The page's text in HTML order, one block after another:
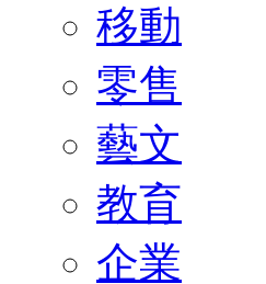
移動
零售
藝文
教育
企業